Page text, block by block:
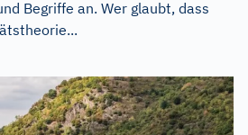
Begriffe an. Wer glaubt, dass